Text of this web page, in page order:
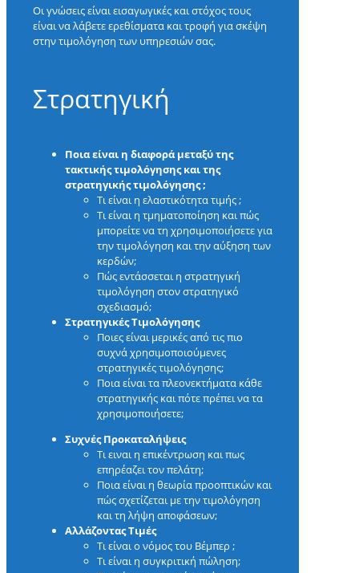
Οι γνώσεις είναι εισαγωγικές και στόχος τους
είναι να λάβετε ερεθίσματα και τροφή για σκέψη
στην τιμολόγηση των υπηρεσιών σας.
Στρατηγική
Ποια είναι η διαφορά μεταξύ της
τακτικής τιμολόγησης και της
στρατηγικής τιμολόγησης ;
Τι είναι η ελαστικότητα τιμής ;
Τι είναι η τμηματοποίηση και πώς
μπορείτε να τη χρησιμοποιήσετε για
την τιμολόγηση και την αύξηση των
κερδών;
Πώς εντάσσεται η στρατηγική
τιμολόγηση στον στρατηγικό
σχεδιασμό;
Στρατηγικές Τιμολόγησης
Ποιες είναι μερικές από τις πιο
συχνά χρησιμοποιούμενες
στρατηγικές τιμολόγησης;
Ποια είναι τα πλεονεκτήματα κάθε
στρατηγικής και πότε πρέπει να τα
χρησιμοποιήσετε;
Συχνές Προκαταλήψεις
Τι ειναι η επικέντρωση και πως
επηρέαζει τον πελάτη;
Ποια είναι η θεωρία προοπτικών και
πώς σχετίζεται με την τιμολόγηση
και τη λήψη αποφάσεων;
Αλλάζοντας Τιμές
Τι είναι ο νόμος του Βέμπερ ;
Τι είναι η συγκριτική πώληση;